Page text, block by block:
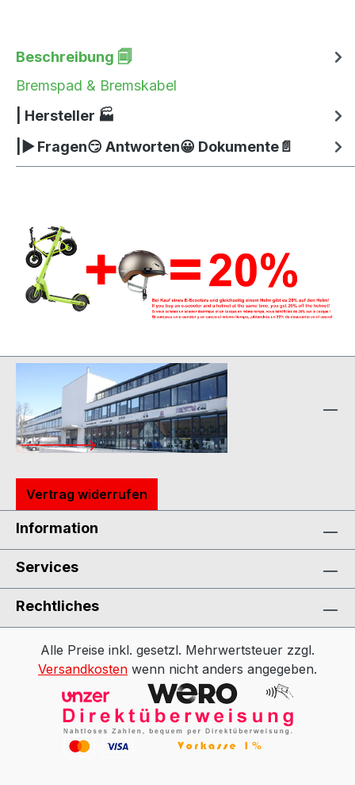
Beschreibung 🗐
Bremspad & Bremskabel
| Hersteller 🏭
|▶ Fragen😏 Antworten😀 Dokumente📄
Vertrag widerrufen
Information
Services
Rechtliches
Alle Preise inkl. gesetzl. Mehrwertsteuer zzgl.
Versandkosten wenn nicht anders angegeben.